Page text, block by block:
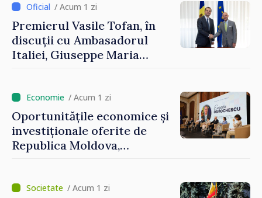
/ Acum 1 zi
Premierul Vasile Tofan, în
discuții cu Ambasadorul
Italiei, Giuseppe Maria
/ Acum 1 zi
Oportunitățile economice și
investiționale oferite de
Republica Moldova,
Forumul Diasporei
/ Acum 1 zi